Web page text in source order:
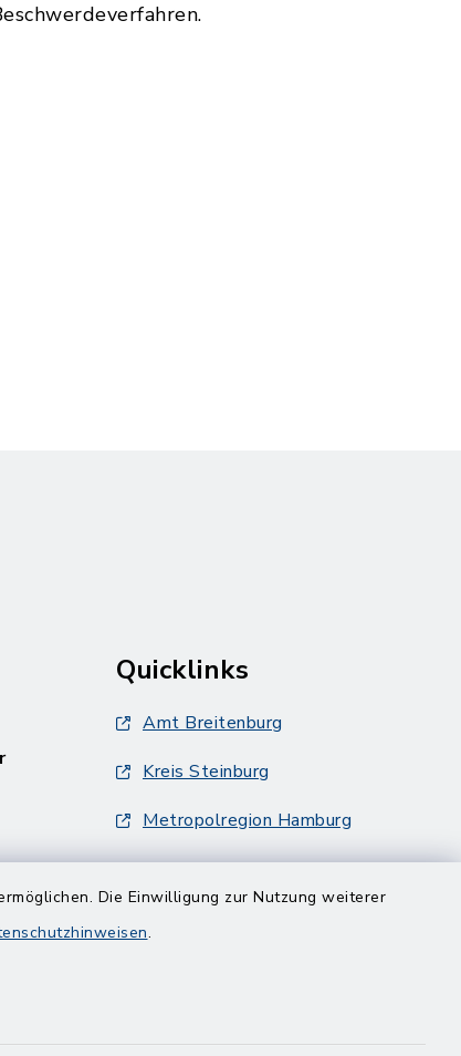
Die Einwilligung zur Nutzung weiterer
.
Quicklinks
Amt Breitenburg
Kreis Steinburg
Metropolregion Hamburg
Veranstaltungsdatenbank
Metropolregion Hamburg